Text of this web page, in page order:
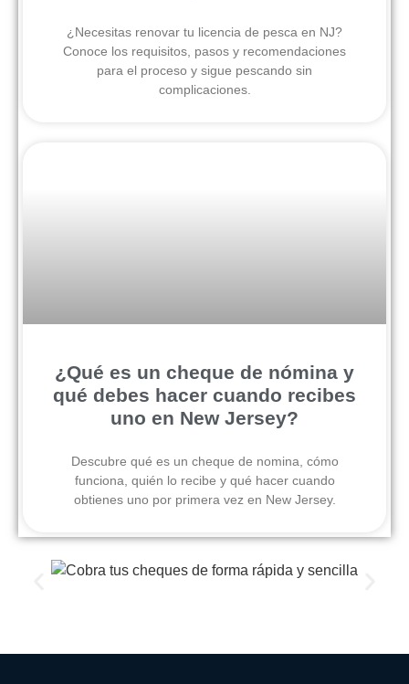
¿Necesitas renovar tu licencia de pesca en NJ?
Conoce los requisitos, pasos y recomendaciones
para el proceso y sigue pescando sin
complicaciones.
¿Qué es un cheque de nómina y
qué debes hacer cuando recibes
uno en New Jersey?
Descubre qué es un cheque de nomina, cómo
funciona, quién lo recibe y qué hacer cuando
obtienes uno por primera vez en New Jersey.